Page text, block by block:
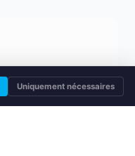
Uniquement nécessaires